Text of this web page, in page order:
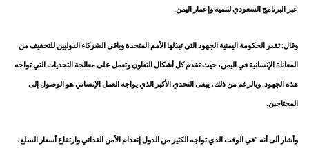
عبر البرنامج السعودي لتنمية وإعمار اليمن.
وقال: تقدر الحكومة اليمنية الجهود التي تبذلها الأمم المتحدة وباقي الشركاء الدوليين للتخفيف من
المعاناة الإنسانية في اليمن، حيث تقدم كل أشكال التعاون وتعمل على معالجة التحديات التي تواجه
هذه الجهود. وبالرغم من ذلك، يبقى التحدي الأكبر الذي يواجه العمل الإنساني هو الوصول إلى
المحتاجين.
وأشار ألى أنه “في الوقت الذي تواجه الكثير من الدول إنعدام الأمن الغذائي وارتفاع أسعار السلع،